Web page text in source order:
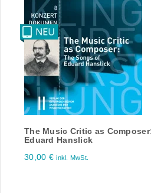
The Music Critic as
Eduard Hanslick
30,00 € inkl. MwSt.